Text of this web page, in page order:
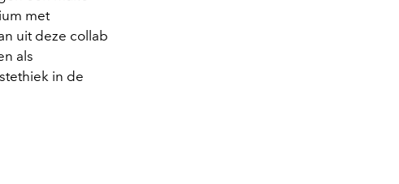
met
uit deze collab
als
in de